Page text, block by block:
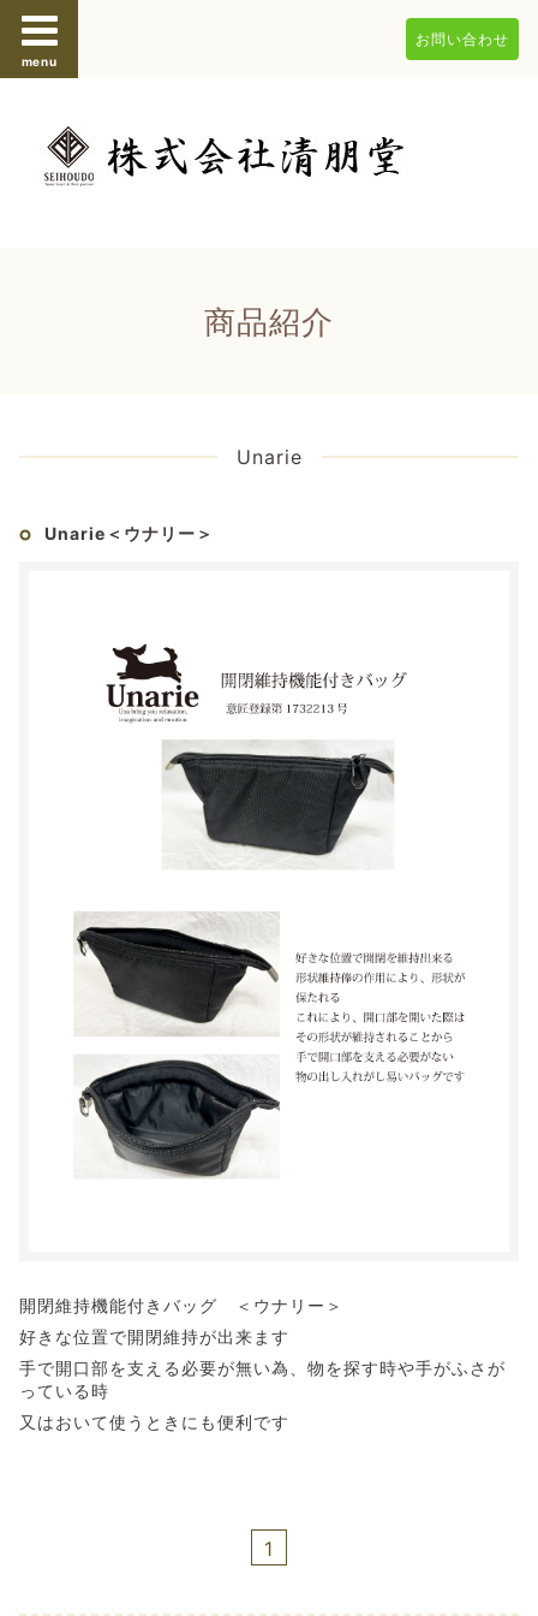
menu
お問い合わせ
商品紹介
Unarie
Unarie＜ウナリー＞
開閉維持機能付きバッグ ＜ウナリー＞
好きな位置で開閉維持が出来ます
手で開口部を支える必要が無い為、物を探す時や手がふさが
っている時
又はおいて使うときにも便利です
1